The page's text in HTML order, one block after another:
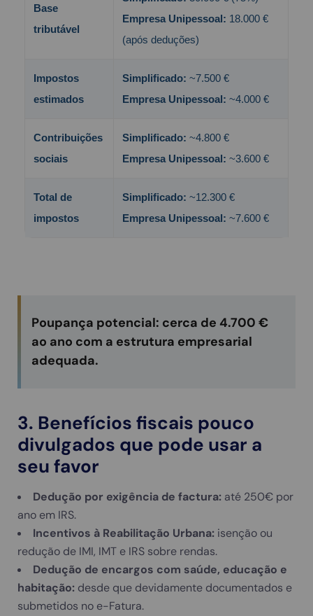
Base
tributável
Empresa Unipessoal: 18.000 €
(após deduções)
Impostos
estimados
Simplificado: ~7.500 €
Empresa Unipessoal: ~4.000 €
Contribuições
sociais
Simplificado: ~4.800 €
Empresa Unipessoal: ~3.600 €
Total de
impostos
Simplificado: ~12.300 €
Empresa Unipessoal: ~7.600 €
Poupança potencial: cerca de 4.700 €
ao ano com a estrutura empresarial
adequada.
3. Benefícios fiscais pouco
divulgados que pode usar a
seu favor
Dedução por exigência de factura: até 250€ por
ano em IRS.
Incentivos à Reabilitação Urbana: isenção ou
redução de IMI, IMT e IRS sobre rendas.
Dedução de encargos com saúde, educação e
habitação: desde que devidamente documentados e
submetidos no e-Fatura.